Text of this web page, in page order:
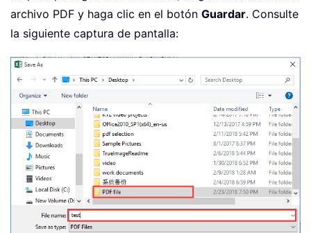
archivo PDF y haga clic en el botón Guardar. Consulte
la siguiente captura de pantalla: